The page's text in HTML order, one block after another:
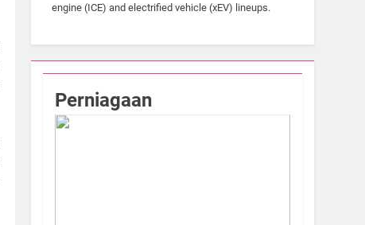
engine (ICE) and electrified vehicle (xEV) lineups.
Perniagaan